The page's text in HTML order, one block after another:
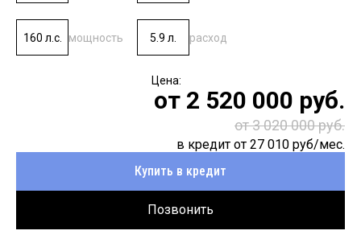
160 л.с. мощность 5.9 л. расход
от 2 520 000 руб.
от 3 020 000 руб.
в кредит от 27 010 руб/мес.
Купить в кредит
Позвонить